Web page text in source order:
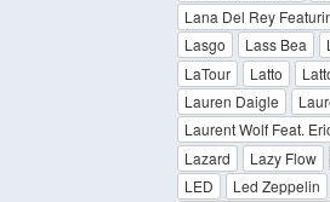
Lana Del Rey
Lasgo
Lass Bea
LaTour
Latto
Lauren Daigle
Laurent Wolf Feat.
Lazard
Lazy Flow
LED
Led Zeppelin